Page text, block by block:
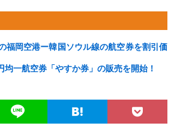
福岡空港ー韓国ソウル線の航空券を割引価
一航空券「やすか券」の販売を開始！